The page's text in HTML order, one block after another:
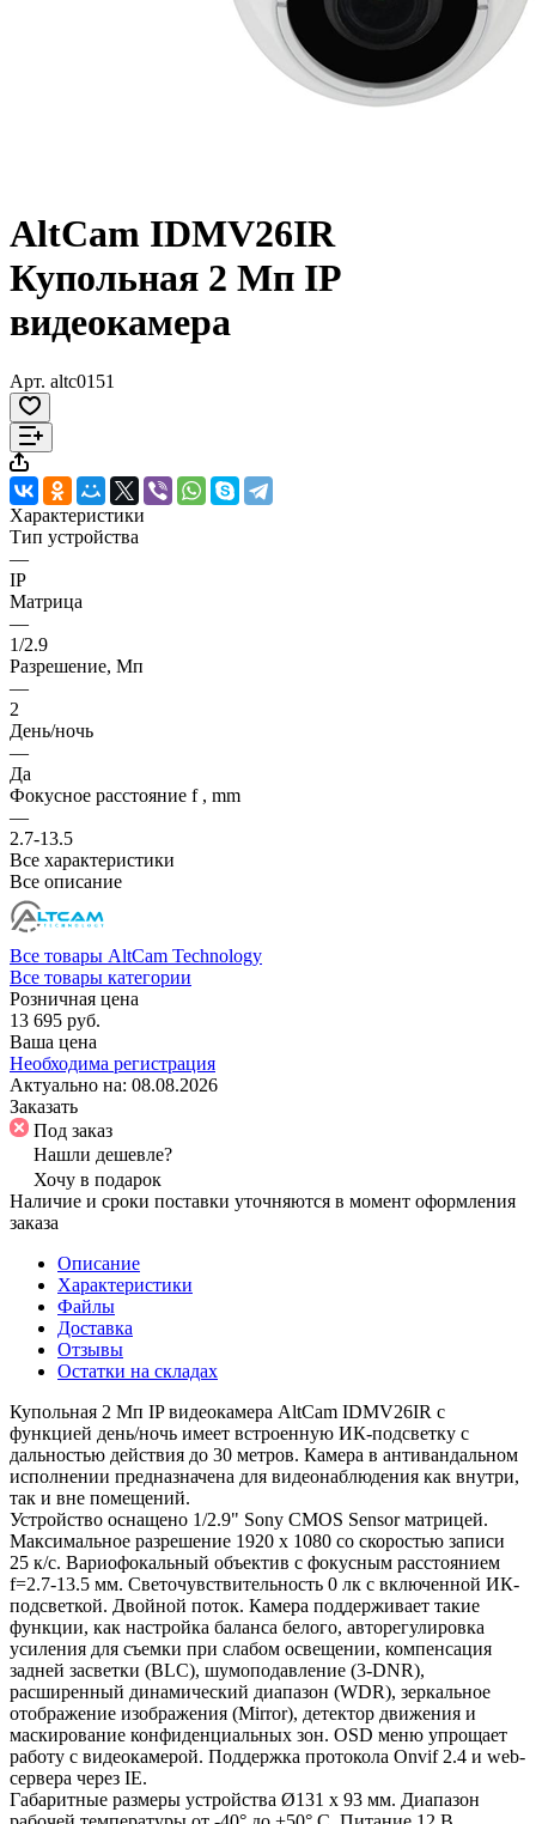
AltCam IDMV26IR
Купольная 2 Мп IP
видеокамера
Арт. altc0151
Характеристики
Тип устройства
—
IP
Матрица
—
1/2.9
Разрешение, Мп
—
2
День/ночь
—
Да
Фокусное расстояние f , mm
—
2.7-13.5
Все характеристики
Все описание
Все товары AltCam Technology
Все товары категории
Розничная цена
13 695 руб.
Ваша цена
Необходима регистрация
Актуально на: 08.08.2026
Заказать
Под заказ
Нашли дешевле?
Хочу в подарок
Наличие и сроки поставки уточняются в момент оформления
заказа
Описание
Характеристики
Файлы
Доставка
Отзывы
Остатки на складах
Купольная 2 Мп IP видеокамера AltCam IDMV26IR с
функцией день/ночь имеет встроенную ИК-подсветку с
дальностью действия до 30 метров. Камера в антивандальном
исполнении предназначена для видеонаблюдения как внутри,
так и вне помещений.
Устройство оснащено 1/2.9" Sony CMOS Sensor матрицей.
Максимальное разрешение 1920 х 1080 со скоростью записи
25 к/с. Вариофокальный объектив с фокусным расстоянием
f=2.7-13.5 мм. Светочувствительность 0 лк с включенной ИК-
подсветкой. Двойной поток. Камера поддерживает такие
функции, как настройка баланса белого, авторегулировка
усиления для съемки при слабом освещении, компенсация
задней засветки (BLC), шумоподавление (3-DNR),
расширенный динамический диапазон (WDR), зеркальное
отображение изображения (Mirror), детектор движения и
маскирование конфиденциальных зон. OSD меню упрощает
работу с видеокамерой. Поддержка протокола Onvif 2.4 и web-
сервера через IE.
Габаритные размеры устройства Ø131 х 93 мм. Диапазон